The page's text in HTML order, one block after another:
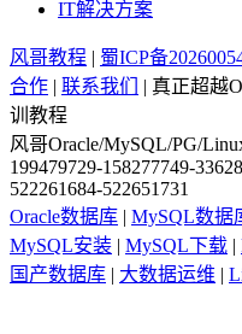
IT解决方案
风哥教程 | 蜀ICP备
合作 | 联系我们
| 真正超越
训教程
风哥Oracle/MySQL/PG/
199479729-158277749-
522261684-522651731
Oracle数据库 | MySQL数据
MySQL安装 | MySQL下载 |
国产数据库 | 大数据运维 |